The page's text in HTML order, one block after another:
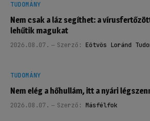
TUDOMÁNY
Nem csak a láz segíthet: a
lehűtik magukat
2026.08.07. Szerző: Eötvös Loránd
TUDOMÁNY
Nem elég a hőhullám, itt a nyári
2026.08.07. Szerző: Másfélfok